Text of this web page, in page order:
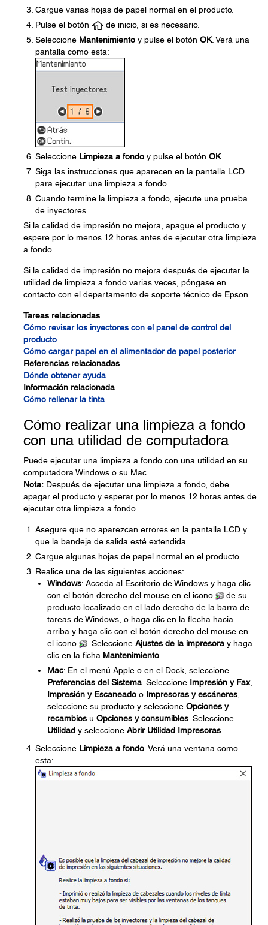
Cargue varias hojas de papel normal en el producto.
Pulse el botón
de inicio, si es necesario.
Seleccione Mantenimiento y pulse el botón OK. Verá una
pantalla como esta:
Seleccione Limpieza a fondo y pulse el botón OK.
Siga las instrucciones que aparecen en la pantalla LCD
para ejecutar una limpieza a fondo.
Cuando termine la limpieza a fondo, ejecute una prueba
de inyectores.
Si la calidad de impresión no mejora, apague el producto y
espere por lo menos 12 horas antes de ejecutar otra limpieza
a fondo.
Si la calidad de impresión no mejora después de ejecutar la
utilidad de limpieza a fondo varias veces, póngase en
contacto con el departamento de soporte técnico de Epson.
Tareas relacionadas
Cómo revisar los inyectores con el panel de control del
producto
Cómo cargar papel en el alimentador de papel posterior
Referencias relacionadas
Dónde obtener ayuda
Información relacionada
Cómo rellenar la tinta
Cómo realizar una limpieza a fondo
con una utilidad de computadora
Puede ejecutar una limpieza a fondo con una utilidad en su
computadora Windows o su Mac.
Nota: Después de ejecutar una limpieza a fondo, debe
apagar el producto y esperar por lo menos 12 horas antes de
ejecutar otra limpieza a fondo.
Asegure que no aparezcan errores en la pantalla LCD y
que la bandeja de salida esté extendida.
Cargue algunas hojas de papel normal en el producto.
Realice una de las siguientes acciones:
Windows: Acceda al Escritorio de Windows y haga clic
con el botón derecho del mouse en el icono
de su
producto localizado en el lado derecho de la barra de
tareas de Windows, o haga clic en la flecha hacia
arriba y haga clic con el botón derecho del mouse en
el icono
. Seleccione Ajustes de la impresora y haga
clic en la ficha Mantenimiento
Mac: En el menú Apple o en el Dock, seleccione
Preferencias del Sistema . Seleccione Impresión y Fax,
Impresión y Escaneado o Impresoras y escáneres
seleccione su producto y seleccione Opciones y
recambios u Opciones y consumibles . Seleccione
Utilidad y seleccione Abrir Utilidad Impresoras
Seleccione Limpieza a fondo . Verá una ventana como
esta: